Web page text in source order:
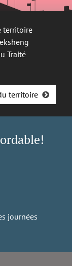
territoire
Traité
territoire
journées